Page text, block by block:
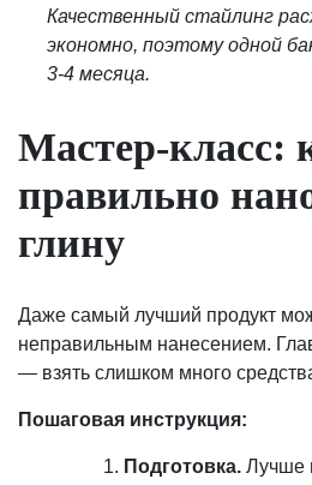
Качественный стайлинг
экономно, поэтому одной
3-4 месяца.
Мастер-класс:
правильно
глину
Даже самый лучший продукт
неправильным нанесением.
— взять слишком много
Пошаговая инструкция:
Подготовка. Лучше